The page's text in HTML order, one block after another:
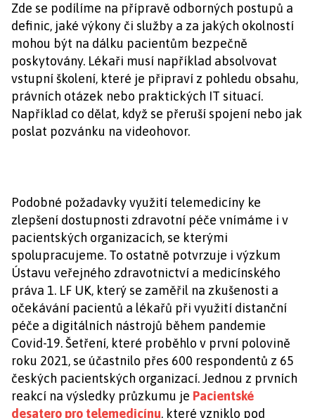
Zde se podílíme na přípravě odborných postupů a
definic, jaké výkony či služby a za jakých okolností
mohou být na dálku pacientům bezpečně
poskytovány. Lékaři musí například absolvovat
vstupní školení, které je připraví z pohledu obsahu,
právních otázek nebo praktických IT situací.
Například co dělat, když se přeruší spojení nebo jak
poslat pozvánku na videohovor.
Podobné požadavky využití telemedicíny ke
zlepšení dostupnosti zdravotní péče vnímáme i v
pacientských organizacích, se kterými
spolupracujeme. To ostatně potvrzuje i výzkum
Ústavu veřejného zdravotnictví a medicínského
práva 1. LF UK, který se zaměřil na zkušenosti a
očekávání pacientů a lékařů při využití distanční
péče a digitálních nástrojů během pandemie
Covid-19. Šetření, které proběhlo v první polovině
roku 2021, se účastnilo přes 600 respondentů z 65
českých pacientských organizací. Jednou z prvních
reakcí na výsledky průzkumu je Pacientské
desatero pro telemedicínu, které vzniklo pod